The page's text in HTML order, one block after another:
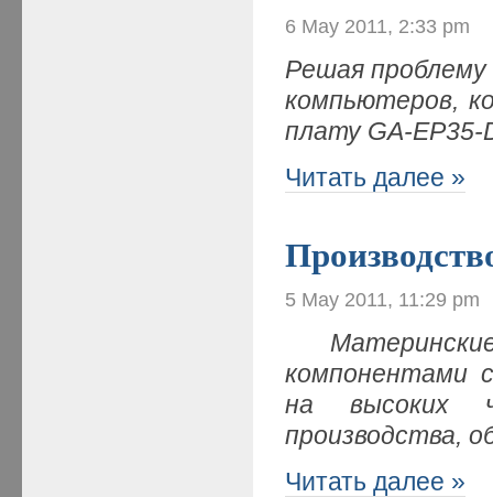
6 May 2011, 2:33 pm
Решая проблему
компьютеров,
плату GA-EP35-
Читать далее »
5 May 2011, 11:29 pm
компонентами
на высоких
производства,
Читать далее »